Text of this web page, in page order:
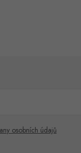
osobních údajů